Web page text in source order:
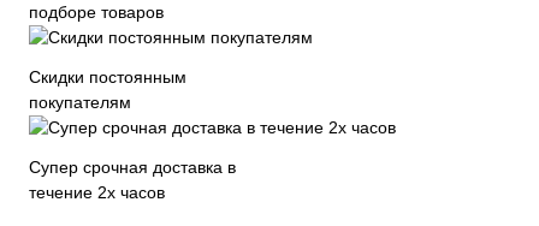
подборе товаров
Скидки постоянным
покупателям
Супер срочная доставка в
течение 2х часов